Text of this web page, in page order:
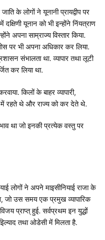
के लोगों ने यूनानी प्रायद्वीप पर
यूनान को भी इन्होंने निंयत्राण
अपना साम्राज्य विस्तार किया.
पर भी अपना अधिकार कर लिया.
संभालता था. व्यापार तथा लूटी
कर लिया था.
किलों के बाहर व्यापारी,
में रहते थे और राज्य को कर देते थे.
था जो इनकी प्रत्येक वस्तु पर
लोगों ने अपने माइसीनियाई राजा के
जो उस समय एक प्रमुख व्यापारिक
प्राप्त् हुई. सर्वप्रथम इन युद्धों
इिल्याद तथा ओडेसी में मिलता है.